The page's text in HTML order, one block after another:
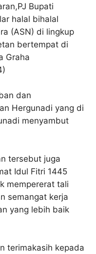
Bupati
halal bihalal
(ASN) di lingkup
bertempat di
Graha
dan
Hergunadi yang di
menyambut
tersebut juga
Idul Fitri 1445
mempererat tali
semangat kerja
yang lebih baik
terimakasih kepada